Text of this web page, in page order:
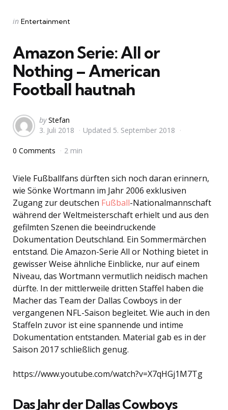
Categories
Posted
in Entertainment
Amazon Serie: All or
Nothing – American
Football hautnah
Posted
by
by Stefan
3. Juli 2018
Updated 5. September 2018
0 Comments 2 min
Viele Fußballfans dürften sich noch daran erinnern,
wie Sönke Wortmann im Jahr 2006 exklusiven
Zugang zur deutschen Fußball-Nationalmannschaft
während der Weltmeisterschaft erhielt und aus den
gefilmten Szenen die beeindruckende
Dokumentation Deutschland. Ein Sommermärchen
entstand. Die Amazon-Serie All or Nothing bietet in
gewisser Weise ähnliche Einblicke, nur auf einem
Niveau, das Wortmann vermutlich neidisch machen
dürfte. In der mittlerweile dritten Staffel haben die
Macher das Team der Dallas Cowboys in der
vergangenen NFL-Saison begleitet. Wie auch in den
Staffeln zuvor ist eine spannende und intime
Dokumentation entstanden. Material gab es in der
Saison 2017 schließlich genug.
https://www.youtube.com/watch?v=X7qHGj1M7Tg
Das Jahr der Dallas Cowboys